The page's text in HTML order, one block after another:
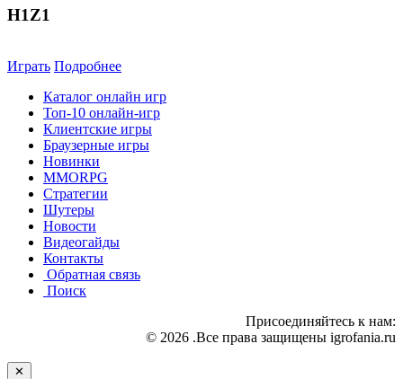
H1Z1
Играть Подробнее
Каталог онлайн игр
Топ-10 онлайн-игр
Клиентские игры
Браузерные игры
Новинки
MMORPG
Стратегии
Шутеры
Новости
Видеогайды
Контакты
Обратная связь
Поиск
Присоединяйтесь к нам:
© 2026 .Все права защищены igrofania.ru
✕